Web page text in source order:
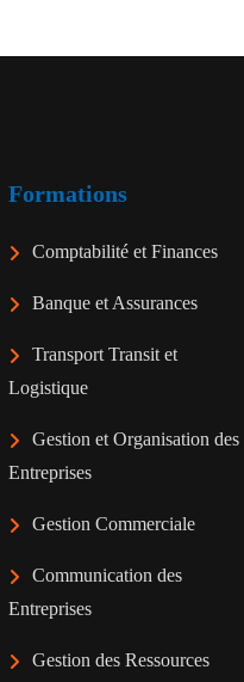
Formations
Comptabilité et Finances
Banque et Assurances
Transport Transit et
Logistique
Gestion et Organisation des
Entreprises
Gestion Commerciale
Communication des
Entreprises
Gestion des Ressources